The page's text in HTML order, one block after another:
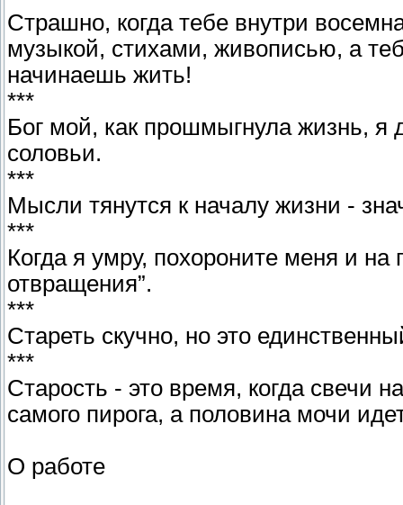
Страшно, когда тебе внутри
музыкой, стихами, живописью, а
начинаешь жить!
***
Бог мой, как прошмыгнула жизнь, я
соловьи.
***
Мысли тянутся к началу жизни -
***
Когда я умру, похороните меня и
отвращения”.
***
Стареть скучно, но это
***
Старость - это время, когда свечи
самого пирога, а половина мочи
О работе